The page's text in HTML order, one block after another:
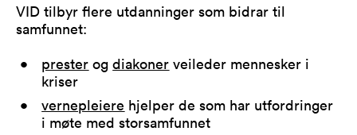
VID tilbyr flere utdanninger som bidrar til
samfunnet:
prester ogdiakoner veileder mennesker i
kriser
vernepleiere hjelper de som har utfordringer
i møte med storsamfunnet